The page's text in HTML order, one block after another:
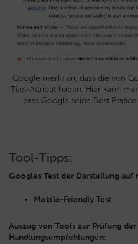
Google merkt an, dass die von
Titel-Attribut haben. Hier kann
dass Google seine Best
Tool-Tipps:
Googles Test der Darstellung auf
Mobile-Friendly Test
Auszug von Tools zur Prüfung
Handlungsempfehlungen: